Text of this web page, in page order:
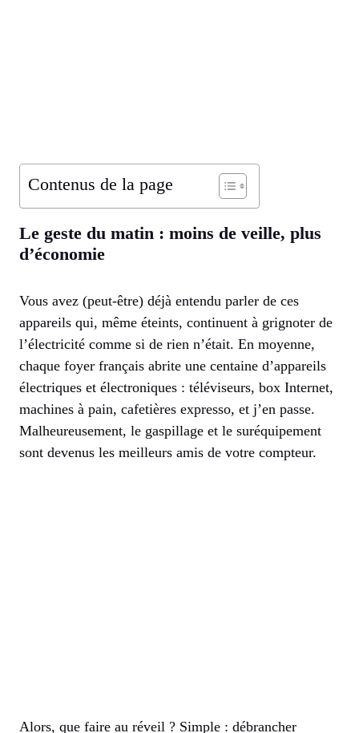
Contenus de la page
Le geste du matin : moins de veille, plus
d’économie
Vous avez (peut-être) déjà entendu parler de ces
appareils qui, même éteints, continuent à grignoter de
l’électricité comme si de rien n’était. En moyenne,
chaque foyer français abrite une centaine d’appareils
électriques et électroniques : téléviseurs, box Internet,
machines à pain, cafetières expresso, et j’en passe.
Malheureusement, le gaspillage et le suréquipement
sont devenus les meilleurs amis de votre compteur.
Alors, que faire au réveil ? Simple : débrancher